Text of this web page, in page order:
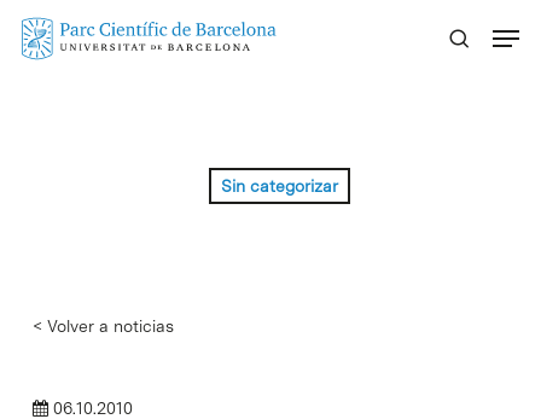
Skip
Sin categorizar
< Volver a noticias
06.10.2010